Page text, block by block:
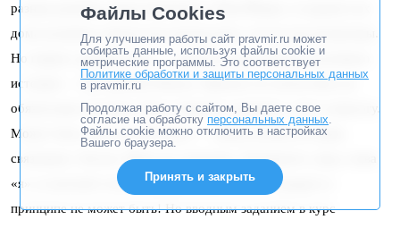
разные религии, представленные в Нью-Йорке, и ходили в их
дома молитвы сначала как экскурсанты, потом как репортеры.
Но первое задание было — написать свою личную духовную
историю — My Spiritual History. Причем это могла быть не
обязательно история «Как я пришел в церковь» или в синагогу.
Может быть, как я из неё ушел — любая личная история,
связанная с Богом. Меня это поразило. Понимаете, ведь слова
«я» в газетной статье в данном новостном стандарте в
принципе не может быть! Но вводным заданием в курс
Файлы Cookies
Для улучшения работы сайт pravmir.ru может
собирать данные, используя файлы cookie и
метрические программы. Это соответствует
Политике обработки и защиты персональных данных
в pravmir.ru
Продолжая работу с сайтом, Вы даете свое
согласие на обработку персональных данных.
Файлы cookie можно отключить в настройках
Вашего браузера.
Принять и закрыть